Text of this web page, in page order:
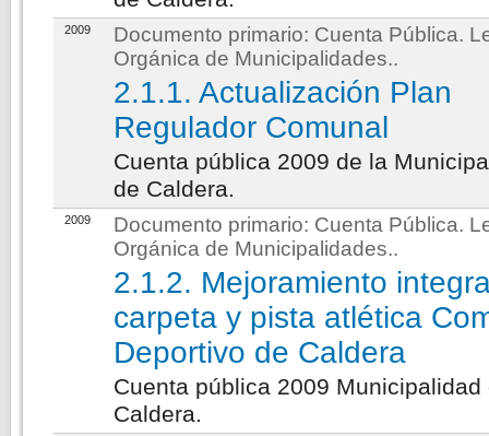
2009 Documento primario: Cuenta Pública.
Orgánica de Municipalidades..
2.1.1. Actualización Plan
Regulador Comunal
Cuenta pública 2009 de la
de Caldera.
2009 Documento primario: Cuenta Pública.
Orgánica de Municipalidades..
2.1.2. Mejoramiento
carpeta y pista atlética
Deportivo de Caldera
Cuenta pública 2009 Municipalidad
Caldera.